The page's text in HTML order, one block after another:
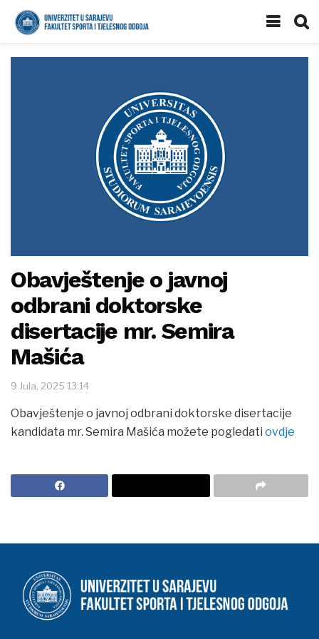
Obavještenje o javnoj
odbrani doktorske
disertacije mr. Semira
Mašića
9 Jula, 2025 13:14
Obavještenje o javnoj odbrani doktorske disertacije
kandidata mr. Semira Mašića možete pogledati ovdje